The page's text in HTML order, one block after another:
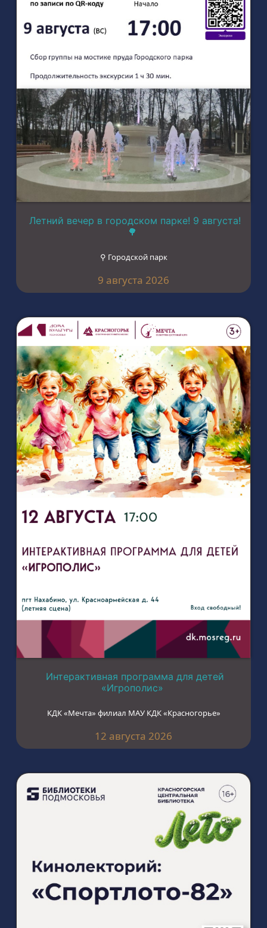
Летний вечер в городском парке! 9 августа!
🌳
⚲ Городской парк
9 августа 2026
Интерактивная программа для детей
«Игрополис»
КДК «Мечта» филиал МАУ КДК «Красногорье»
12 августа 2026